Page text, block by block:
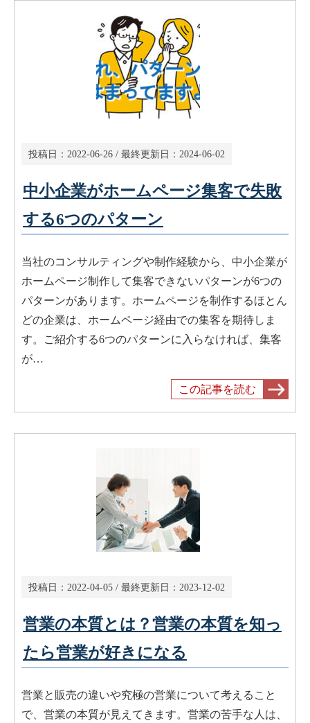
投稿日： 2022-06-26 / 最終更新日： 2024-06-02
中小企業がホームページ集客で失敗
する6つのパターン
当社のコンサルティングや制作経験から、中小企業が
ホームページ制作して集客できないパターンが6つの
パターンがあります。ホームページを制作するほとん
どの企業は、ホームページ経由での集客を期待しま
す。ご紹介する6つのパターンに入らなければ、集客
が…
この記事を読む
投稿日： 2022-04-05 / 最終更新日： 2023-12-02
営業の本質とは？営業の本質を知っ
たら営業が好きになる
営業と販売の違いや究極の営業について考えること
で、営業の本質が見えてきます。営業の苦手な人は、